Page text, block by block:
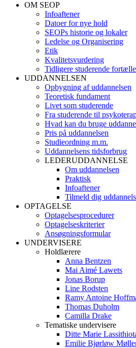
OM SEOP
Infoaftener
Datoer for nye hold
SEOPs historie og lokaler
Ledelse og Organisering
Etik
Kvalitetsvurdering
Tidligere studerende
UDDANNELSEN
Opbygning af uddannelsen
Teoretisk fundament
Livet som studerende
Fra studerende til
Hvad kan du bruge
Pris på uddannelsen
Studieordning m.m.
Uddannelsens tidsforbrug
LEDERUDDANNELSE
Om uddannelsen
Praktisk
Infoaftener
Tilmeld dig
OPTAGELSE
Optagelsesprocedurer
Optagelseskriterier
Ansøgningsformular
UNDERVISERE
Holdlærere
Anna Bentzen
Mai Aimé Lawets
Jonas Borup
Line Rodsten
Ramy Antoine
Thomas Duholm
Camilla Drake
Tematiske undervisere
Ditte Marie
Emilie Bjørløw